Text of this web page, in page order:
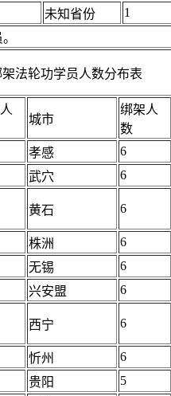
未知省份
1
法轮功学员人数分布表
城市
绑架人
数
孝感
6
武穴 6
黄石 6
株洲
6
无锡
6
兴安盟 6
西宁 6
忻州
6
贵阳
5